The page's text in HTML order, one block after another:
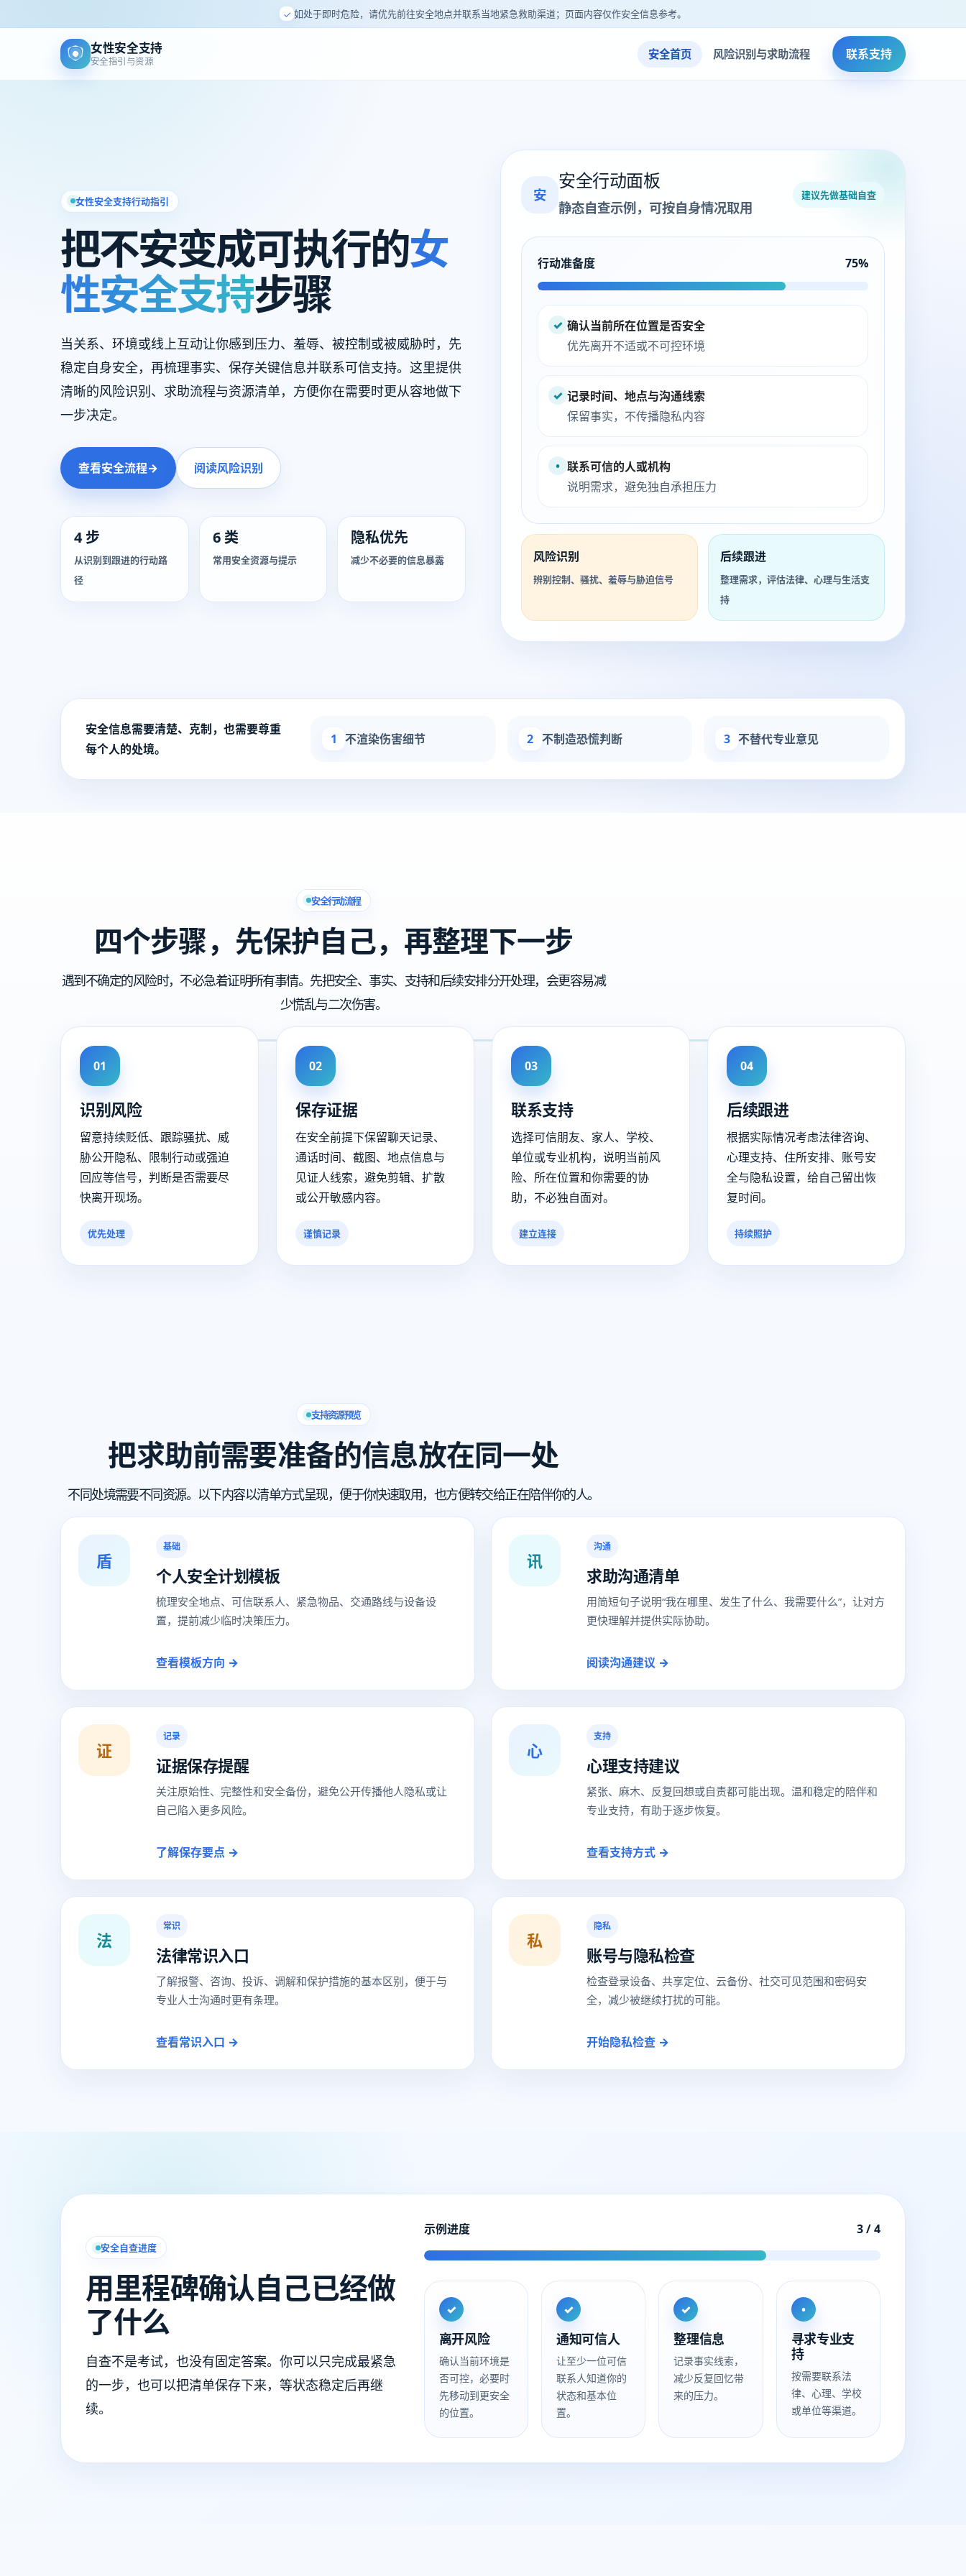
✓ 如处于即时危险，请优先前往安全地点并联系当地紧急救助渠道；页面内容仅作安全信息参考。
女性安全支持
安全指引与资源 安全首页 风险识别与求助流程 联系支持
女性安全支持行动指引
把不安变成可执行的女
性安全支持步骤
当关系、环境或线上互动让你感到压力、羞辱、被控制或被威胁时，先
稳定自身安全，再梳理事实、保存关键信息并联系可信支持。这里提供
清晰的风险识别、求助流程与资源清单，方便你在需要时更从容地做下
一步决定。
查看安全流程→ 阅读风险识别
4 步
从识别到跟进的行动路
径
6 类
常用安全资源与提示
隐私优先
减少不必要的信息暴露
安
安全行动面板
静态自查示例，可按自身情况取用
建议先做基础自查
行动准备度 75%
✓ 确认当前所在位置是否安全
优先离开不适或不可控环境
✓ 记录时间、地点与沟通线索
保留事实，不传播隐私内容
• 联系可信的人或机构
说明需求，避免独自承担压力
风险识别
辨别控制、骚扰、羞辱与胁迫信号
后续跟进
整理需求，评估法律、心理与生活支
持
安全信息需要清楚、克制，也需要尊重
每个人的处境。
1 不渲染伤害细节 2 不制造恐慌判断 3 不替代专业意见
安全行动流程
四个步骤，先保护自己，再整理下一步
遇到不确定的风险时，不必急着证明所有事情。先把安全、事实、支持和后续安排分开处理，会更容易减
少慌乱与二次伤害。
01
识别风险
留意持续贬低、跟踪骚扰、威
胁公开隐私、限制行动或强迫
回应等信号，判断是否需要尽
快离开现场。
优先处理
02
保存证据
在安全前提下保留聊天记录、
通话时间、截图、地点信息与
见证人线索，避免剪辑、扩散
或公开敏感内容。
谨慎记录
03
联系支持
选择可信朋友、家人、学校、
单位或专业机构，说明当前风
险、所在位置和你需要的协
助，不必独自面对。
建立连接
04
后续跟进
根据实际情况考虑法律咨询、
心理支持、住所安排、账号安
全与隐私设置，给自己留出恢
复时间。
持续照护
支持资源预览
把求助前需要准备的信息放在同一处
不同处境需要不同资源。以下内容以清单方式呈现，便于你快速取用，也方便转交给正在陪伴你的人。
盾
基础
个人安全计划模板
梳理安全地点、可信联系人、紧急物品、交通路线与设备设
置，提前减少临时决策压力。
查看模板方向 →
讯
沟通
求助沟通清单
用简短句子说明“我在哪里、发生了什么、我需要什么”，让对方
更快理解并提供实际协助。
阅读沟通建议 →
证
记录
证据保存提醒
关注原始性、完整性和安全备份，避免公开传播他人隐私或让
自己陷入更多风险。
了解保存要点 →
心
支持
心理支持建议
紧张、麻木、反复回想或自责都可能出现。温和稳定的陪伴和
专业支持，有助于逐步恢复。
查看支持方式 →
法
常识
法律常识入口
了解报警、咨询、投诉、调解和保护措施的基本区别，便于与
专业人士沟通时更有条理。
查看常识入口 →
私
隐私
账号与隐私检查
检查登录设备、共享定位、云备份、社交可见范围和密码安
全，减少被继续打扰的可能。
开始隐私检查 →
安全自查进度
用里程碑确认自己已经做
了什么
自查不是考试，也没有固定答案。你可以只完成最紧急
的一步，也可以把清单保存下来，等状态稳定后再继
续。
示例进度 3 / 4
✓
离开风险
确认当前环境是
否可控，必要时
先移动到更安全
的位置。
✓
通知可信人
让至少一位可信
联系人知道你的
状态和基本位
置。
✓
整理信息
记录事实线索，
减少反复回忆带
来的压力。
•
寻求专业支
持
按需要联系法
律、心理、学校
或单位等渠道。